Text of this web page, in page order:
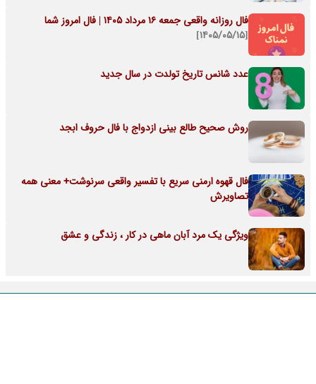
فال روزانه واقعی جمعه ۱۶ مرداد ۱۴۰۵ | فال امروز شما
[۱۴۰۵/۰۵/۱۵]
عدد شانس تاریخ تولدت در سال جدید
روش صحیح طالع بینی ازدواج با فال حروف ابجد
فال قهوه ارمنی سریع با تفسیر واقعی سرنوشت+ معنی همه
تصاویرش
ویژگی یک مرد آبان ماهی در کار ، زندگی و عشق